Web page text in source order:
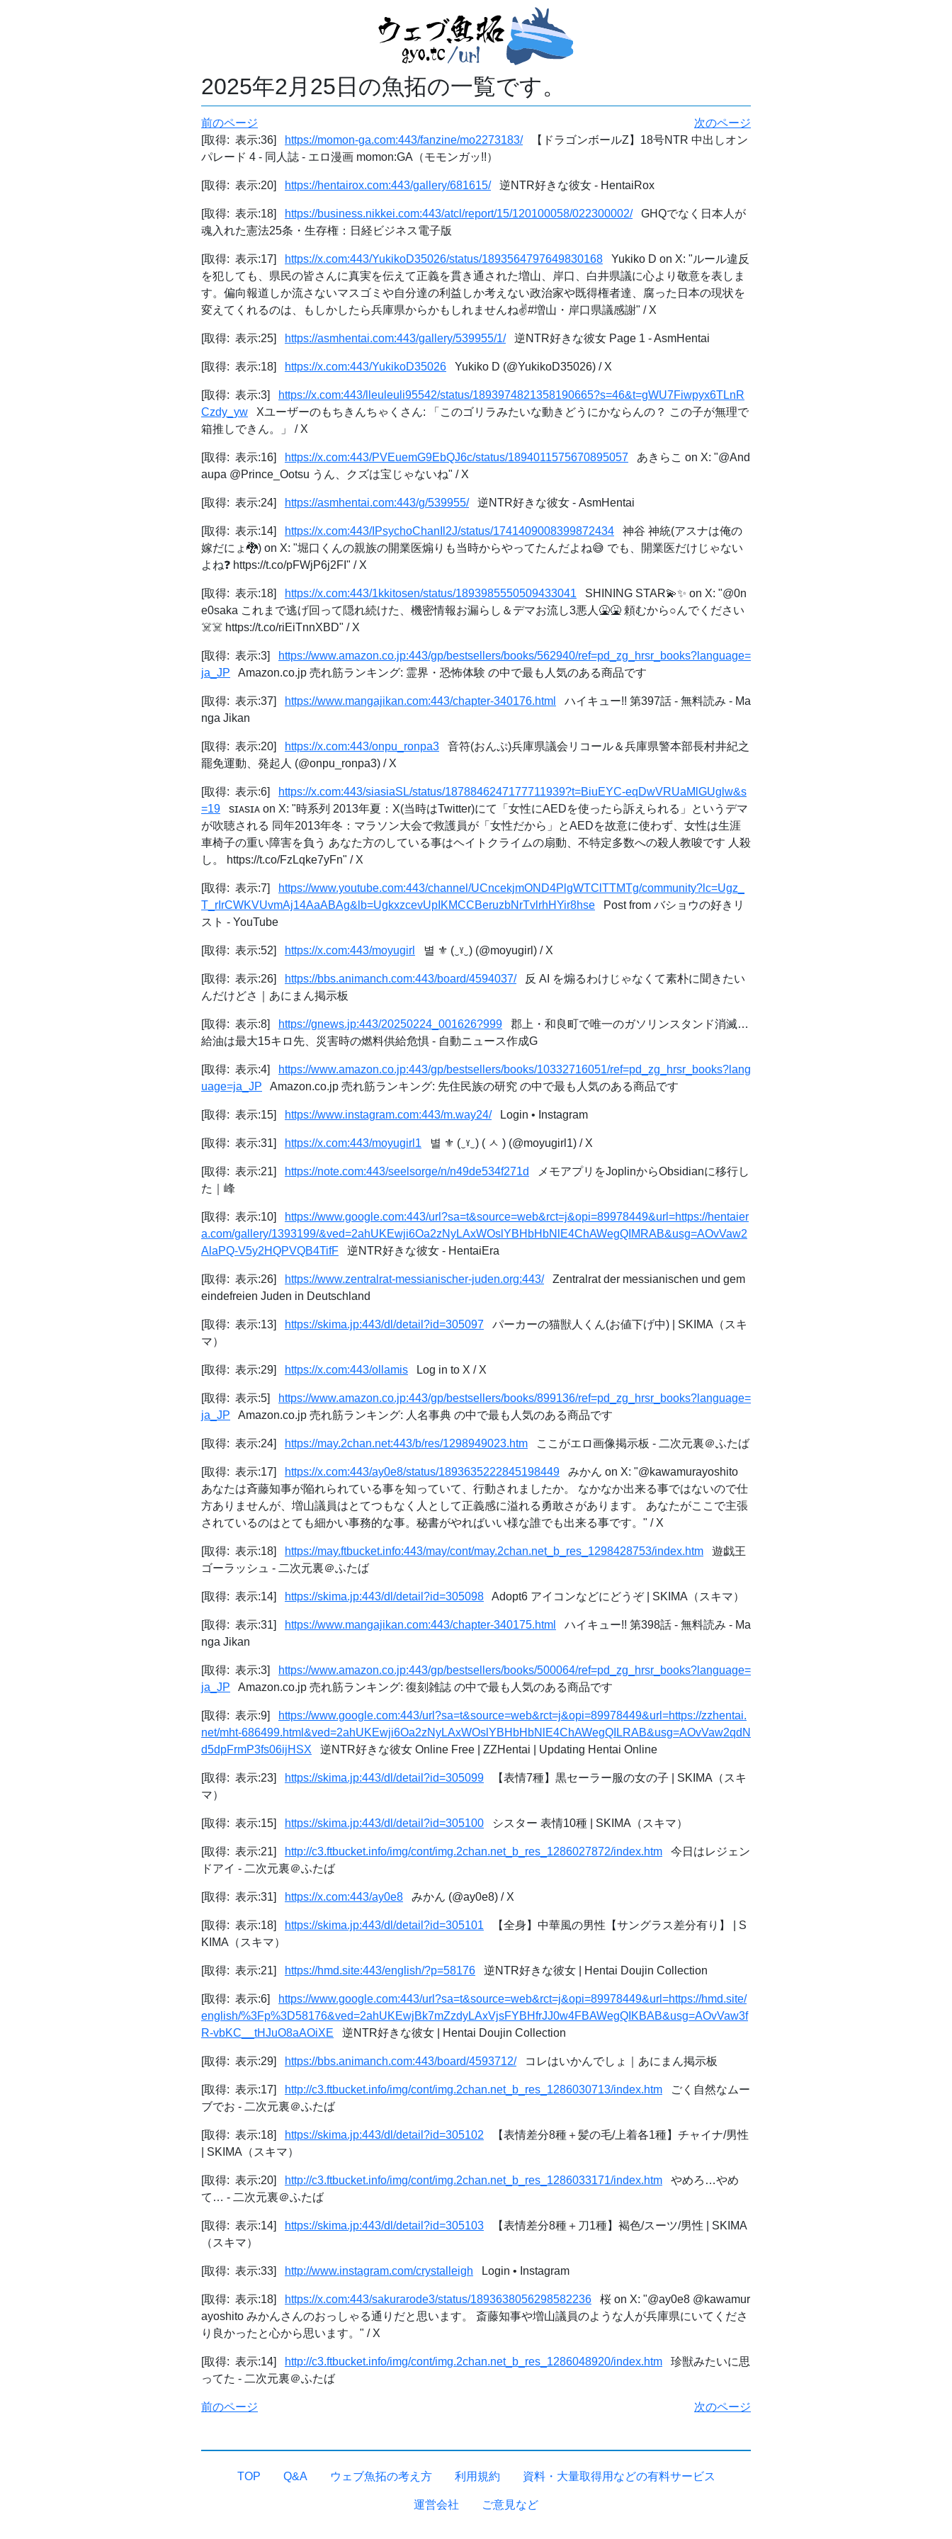
2025年2月25日の魚拓の一覧です。
前のページ
次のページ
[取得: 表示:36]
https://momon-ga.com:443/fanzine/mo2273183/【ドラゴンボールZ】18号NTR 中出しオン
パレード 4 - 同人誌 - エロ漫画 momon:GA（モモンガッ!!）
[取得: 表示:20] https://hentairox.com:443/gallery/681615/逆NTR好きな彼女 - HentaiRox
[取得: 表示:18] https://business.nikkei.com:443/atcl/report/15/120100058/022300002/GHQでなく日本人が
魂入れた憲法25条・生存権：日経ビジネス電子版
[取得: 表示:17] https://x.com:443/YukikoD35026/status/1893564797649830168 Yukiko D on X: "ルール違反
を犯しても、県民の皆さんに真実を伝えて正義を貫き通された増山、岸口、白井県議に心より敬意を表しま
す。偏向報道しか流さないマスゴミや自分達の利益しか考えない政治家や既得権者達、腐った日本の現状を
変えてくれるのは、もしかしたら兵庫県からかもしれませんね✌️#増山・岸口県議感謝" / X
[取得: 表示:25] https://asmhentai.com:443/gallery/539955/1/逆NTR好きな彼女 Page 1 - AsmHentai
[取得: 表示:18] https://x.com:443/YukikoD35026 Yukiko D (@YukikoD35026) / X
[取得: 表示:3]
https://x.com:443/lleuleuli95542/status/1893974821358190665?s=46&t=gWU7Fiwpyx6TLnR
Czdy_yw Xユーザーのもちきんちゃくさん: 「このゴリラみたいな動きどうにかならんの？ この子が無理で
箱推しできん。」 / X
[取得: 表示:16] https://x.com:443/PVEuemG9EbQJ6c/status/1894011575670895057 あきらこ on X: "@And
aupa @Prince_Ootsu うん、クズは宝じゃないね" / X
[取得: 表示:24] https://asmhentai.com:443/g/539955/逆NTR好きな彼女 - AsmHentai
[取得: 表示:14] https://x.com:443/IPsychoChanIl2J/status/1741409008399872434 神谷 神統(アスナは俺の
嫁だにょ🐉) on X: "堀口くんの親族の開業医煽りも当時からやってたんだよね😅 でも、開業医だけじゃない
よね❓ https://t.co/pFWjP6j2FI" / X
[取得: 表示:18] https://x.com:443/1kkitosen/status/1893985550509433041 SHINING STAR💫✨ on X: "@0n
e0saka これまで逃げ回って隠れ続けた、機密情報お漏らし＆デマお流し3悪人🤮🤮 頼むから○んでください
☠️☠️ https://t.co/riEiTnnXBD" / X
[取得: 表示:3]
https://www.amazon.co.jp:443/gp/bestsellers/books/562940/ref=pd_zg_hrsr_books?language=
ja_JP Amazon.co.jp 売れ筋ランキング: 霊界・恐怖体験 の中で最も人気のある商品です
[取得: 表示:37] https://www.mangajikan.com:443/chapter-340176.html
ハイキュー!! 第397話 - 無料読み - Ma
nga Jikan
[取得: 表示:20] https://x.com:443/onpu_ronpa3 音符(おんぷ)兵庫県議会リコール＆兵庫県警本部長村井紀之
罷免運動、発起人 (@onpu_ronpa3) / X
[取得: 表示:6]
https://x.com:443/siasiaSL/status/1878846247177711939?t=BiuEYC-eqDwVRUaMlGUglw&s
=19 sɪᴀsɪᴀ on X: "時系列 2013年夏：X(当時はTwitter)にて「女性にAEDを使ったら訴えられる」というデマ
が吹聴される 同年2013年冬：マラソン大会で救護員が「女性だから」とAEDを故意に使わず、女性は生涯
車椅子の重い障害を負う あなた方のしている事はヘイトクライムの扇動、不特定多数への殺人教唆です 人殺
し。 https://t.co/FzLqke7yFn" / X
[取得: 表示:7]
https://www.youtube.com:443/channel/UCncekjmOND4PlgWTClTTMTg/community?lc=Ugz_
T_rIrCWKVUvmAj14AaABAg&lb=UgkxzcevUpIKMCCBeruzbNrTvlrhHYir8hse Post from バショウの好きリ
スト - YouTube
[取得: 表示:52] https://x.com:443/moyugirl 별 ⚜️ (‿ˠ‿) (@moyugirl) / X
[取得: 表示:26] https://bbs.animanch.com:443/board/4594037/反 AI を煽るわけじゃなくて素朴に聞きたい
んだけどさ｜あにまん掲示板
[取得: 表示:8] https://gnews.jp:443/20250224_001626?999 郡上・和良町で唯一のガソリンスタンド消滅…
給油は最大15キロ先、災害時の燃料供給危惧 - 自動ニュース作成G
[取得: 表示:4]
https://www.amazon.co.jp:443/gp/bestsellers/books/10332716051/ref=pd_zg_hrsr_books?lang
uage=ja_JP Amazon.co.jp 売れ筋ランキング: 先住民族の研究 の中で最も人気のある商品です
[取得: 表示:15] https://www.instagram.com:443/m.way24/Login • Instagram
[取得: 表示:31] https://x.com:443/moyugirl1 별 ⚜️ (‿ˠ‿) ( ㅅ ) (@moyugirl1) / X
[取得: 表示:21] https://note.com:443/seelsorge/n/n49de534f271d
メモアプリをJoplinからObsidianに移行し
た｜峰
[取得: 表示:10]
https://www.google.com:443/url?sa=t&source=web&rct=j&opi=89978449&url=https://hentaier
a.com/gallery/1393199/&ved=2ahUKEwji6Oa2zNyLAxWOslYBHbHbNlE4ChAWegQIMRAB&usg=AOvVaw2
AlaPQ-V5y2HQPVQB4TifF 逆NTR好きな彼女 - HentaiEra
[取得: 表示:26] https://www.zentralrat-messianischer-juden.org:443/Zentralrat der messianischen und gem
eindefreien Juden in Deutschland
[取得: 表示:13] https://skima.jp:443/dl/detail?id=305097 パーカーの猫獣人くん(お値下げ中) | SKIMA（スキ
マ）
[取得: 表示:29] https://x.com:443/ollamis Log in to X / X
[取得: 表示:5]
https://www.amazon.co.jp:443/gp/bestsellers/books/899136/ref=pd_zg_hrsr_books?language=
ja_JP Amazon.co.jp 売れ筋ランキング: 人名事典 の中で最も人気のある商品です
[取得: 表示:24] https://may.2chan.net:443/b/res/1298949023.htm ここがエロ画像掲示板 - 二次元裏＠ふたば
[取得: 表示:17] https://x.com:443/ay0e8/status/1893635222845198449 みかん on X: "@kawamurayoshito
あなたは斉藤知事が陥れられている事を知っていて、行動されましたか。 なかなか出来る事ではないので仕
方ありませんが、増山議員はとてつもなく人として正義感に溢れる勇敢さがあります。 あなたがここで主張
されているのはとても細かい事務的な事。秘書がやればいい様な誰でも出来る事です。" / X
[取得: 表示:18] https://may.ftbucket.info:443/may/cont/may.2chan.net_b_res_1298428753/index.htm 遊戯王
ゴーラッシュ - 二次元裏＠ふたば
[取得: 表示:14] https://skima.jp:443/dl/detail?id=305098 Adopt6 アイコンなどにどうぞ | SKIMA（スキマ）
[取得: 表示:31] https://www.mangajikan.com:443/chapter-340175.html
ハイキュー!! 第398話 - 無料読み - Ma
nga Jikan
[取得: 表示:3]
https://www.amazon.co.jp:443/gp/bestsellers/books/500064/ref=pd_zg_hrsr_books?language=
ja_JP Amazon.co.jp 売れ筋ランキング: 復刻雑誌 の中で最も人気のある商品です
[取得: 表示:9]
https://www.google.com:443/url?sa=t&source=web&rct=j&opi=89978449&url=https://zzhentai.
net/mht-686499.html&ved=2ahUKEwji6Oa2zNyLAxWOslYBHbHbNlE4ChAWegQILRAB&usg=AOvVaw2qdN
d5dpFrmP3fs06ijHSX 逆NTR好きな彼女 Online Free | ZZHentai | Updating Hentai Online
[取得: 表示:23] https://skima.jp:443/dl/detail?id=305099 【表情7種】黒セーラー服の女の子 | SKIMA（スキ
マ）
[取得: 表示:15] https://skima.jp:443/dl/detail?id=305100 シスター 表情10種 | SKIMA（スキマ）
[取得: 表示:21] http://c3.ftbucket.info/img/cont/img.2chan.net_b_res_1286027872/index.htm 今日はレジェン
ドアイ - 二次元裏＠ふたば
[取得: 表示:31] https://x.com:443/ay0e8 みかん (@ay0e8) / X
[取得: 表示:18] https://skima.jp:443/dl/detail?id=305101 【全身】中華風の男性【サングラス差分有り】 | S
KIMA（スキマ）
[取得: 表示:21] https://hmd.site:443/english/?p=58176 逆NTR好きな彼女 | Hentai Doujin Collection
[取得: 表示:6]
https://www.google.com:443/url?sa=t&source=web&rct=j&opi=89978449&url=https://hmd.site/
english/%3Fp%3D58176&ved=2ahUKEwjBk7mZzdyLAxVjsFYBHfrJJ0w4FBAWegQIKBAB&usg=AOvVaw3f
R-vbKC__tHJuO8aAOiXE 逆NTR好きな彼女 | Hentai Doujin Collection
[取得: 表示:29] https://bbs.animanch.com:443/board/4593712/コレはいかんでしょ｜あにまん掲示板
[取得: 表示:17] http://c3.ftbucket.info/img/cont/img.2chan.net_b_res_1286030713/index.htm ごく自然なムー
ブでお - 二次元裏＠ふたば
[取得: 表示:18] https://skima.jp:443/dl/detail?id=305102 【表情差分8種＋髪の毛/上着各1種】チャイナ/男性
| SKIMA（スキマ）
[取得: 表示:20] http://c3.ftbucket.info/img/cont/img.2chan.net_b_res_1286033171/index.htm やめろ…やめ
て… - 二次元裏＠ふたば
[取得: 表示:14] https://skima.jp:443/dl/detail?id=305103 【表情差分8種＋刀1種】褐色/スーツ/男性 | SKIMA
（スキマ）
[取得: 表示:33] http://www.instagram.com/crystalleigh Login • Instagram
[取得: 表示:18] https://x.com:443/sakurarode3/status/1893638056298582236 桜 on X: "@ay0e8 @kawamur
ayoshito みかんさんのおっしゃる通りだと思います。 斎藤知事や増山議員のような人が兵庫県にいてくださ
り良かったと心から思います。" / X
[取得: 表示:14] http://c3.ftbucket.info/img/cont/img.2chan.net_b_res_1286048920/index.htm 珍獣みたいに思
ってた - 二次元裏＠ふたば
前のページ 次のページ
TOP Q&A ウェブ魚拓の考え方 利用規約 資料・大量取得用などの有料サービス
運営会社 ご意見など